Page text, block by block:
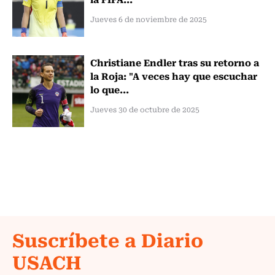
Jueves 6 de noviembre de 2025
Christiane Endler tras su retorno a
la Roja: "A veces hay que escuchar
lo que...
Jueves 30 de octubre de 2025